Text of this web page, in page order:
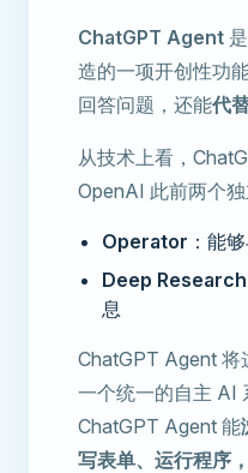
ChatGPT Agent
造的一项开创性功
回答问题，还能代
从技术上看，
OpenAI 此前两个独
Operator ：能
Deep Research
息
ChatGPT Agent 将
一个统一的自主 AI
ChatGPT Agent 能
写表单、运行程序